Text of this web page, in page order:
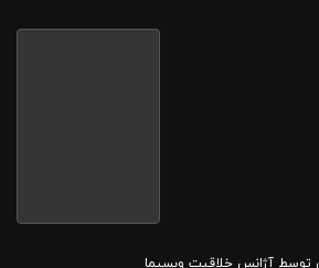
توسطآژانس خلاقیت وبسیما